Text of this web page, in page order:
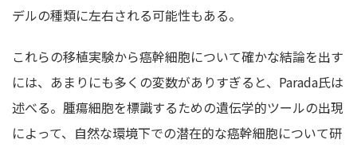
デルの種類に左右される可能性もある。
これらの移植実験から癌幹細胞について確かな結論を出す
には、あまりにも多くの変数がありすぎると、Parada氏は
述べる。腫瘍細胞を標識するための遺伝学的ツールの出現
によって、自然な環境下での潜在的な癌幹細胞について研